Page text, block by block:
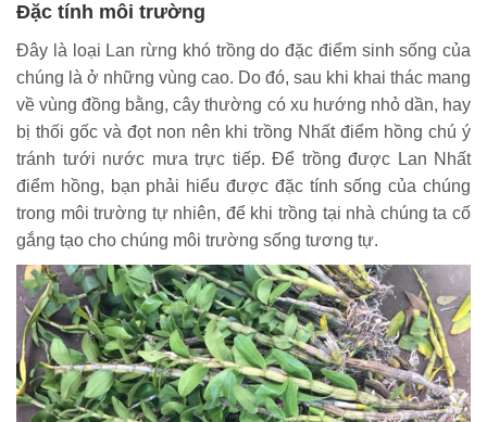
Đặc tính môi trường
Đây là loại Lan rừng khó trồng do đặc điểm sinh sống của
chúng là ở những vùng cao. Do đó, sau khi khai thác mang
về vùng đồng bằng, cây thường có xu hướng nhỏ dần, hay
bị thối gốc và đọt non nên khi trồng Nhất điểm hồng chú ý
tránh tưới nước mưa trực tiếp. Để trồng được Lan Nhất
điểm hồng, bạn phải hiểu được đặc tính sống của chúng
trong môi trường tự nhiên, để khi trồng tại nhà chúng ta cố
gắng tạo cho chúng môi trường sống tương tự.